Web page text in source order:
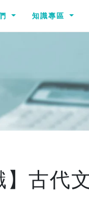
知識專區
】古代